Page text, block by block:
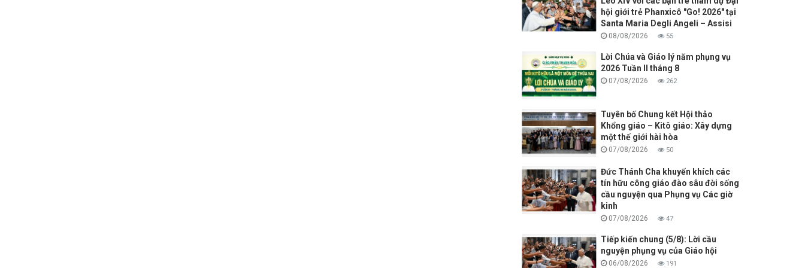
hội giới trẻ Phanxicô "Go! 2026" tại
Santa Maria Degli Angeli – Assisi
08/08/2026 55
Lời Chúa và Giáo lý năm phụng vụ
2026 Tuần II tháng 8
07/08/2026 262
Tuyên bố Chung kết Hội thảo
Khổng giáo – Kitô giáo: Xây dựng
một thế giới hài hòa
07/08/2026 50
Đức Thánh Cha khuyến khích các
tín hữu công giáo đào sâu đời sống
cầu nguyện qua Phụng vụ Các giờ
kinh
07/08/2026 47
Tiếp kiến chung (5/8): Lời cầu
nguyện phụng vụ của Giáo hội
06/08/2026 191